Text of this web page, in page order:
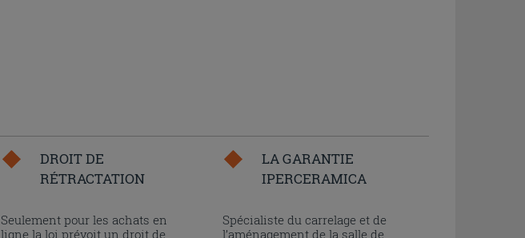
DROIT DE
RÉTRACTATION
Seulement pour les achats en
ligne la loi prévoit un droit de
LA GARANTIE
IPERCERAMICA
Spécialiste du carrelage et de
l’aménagement de la salle de